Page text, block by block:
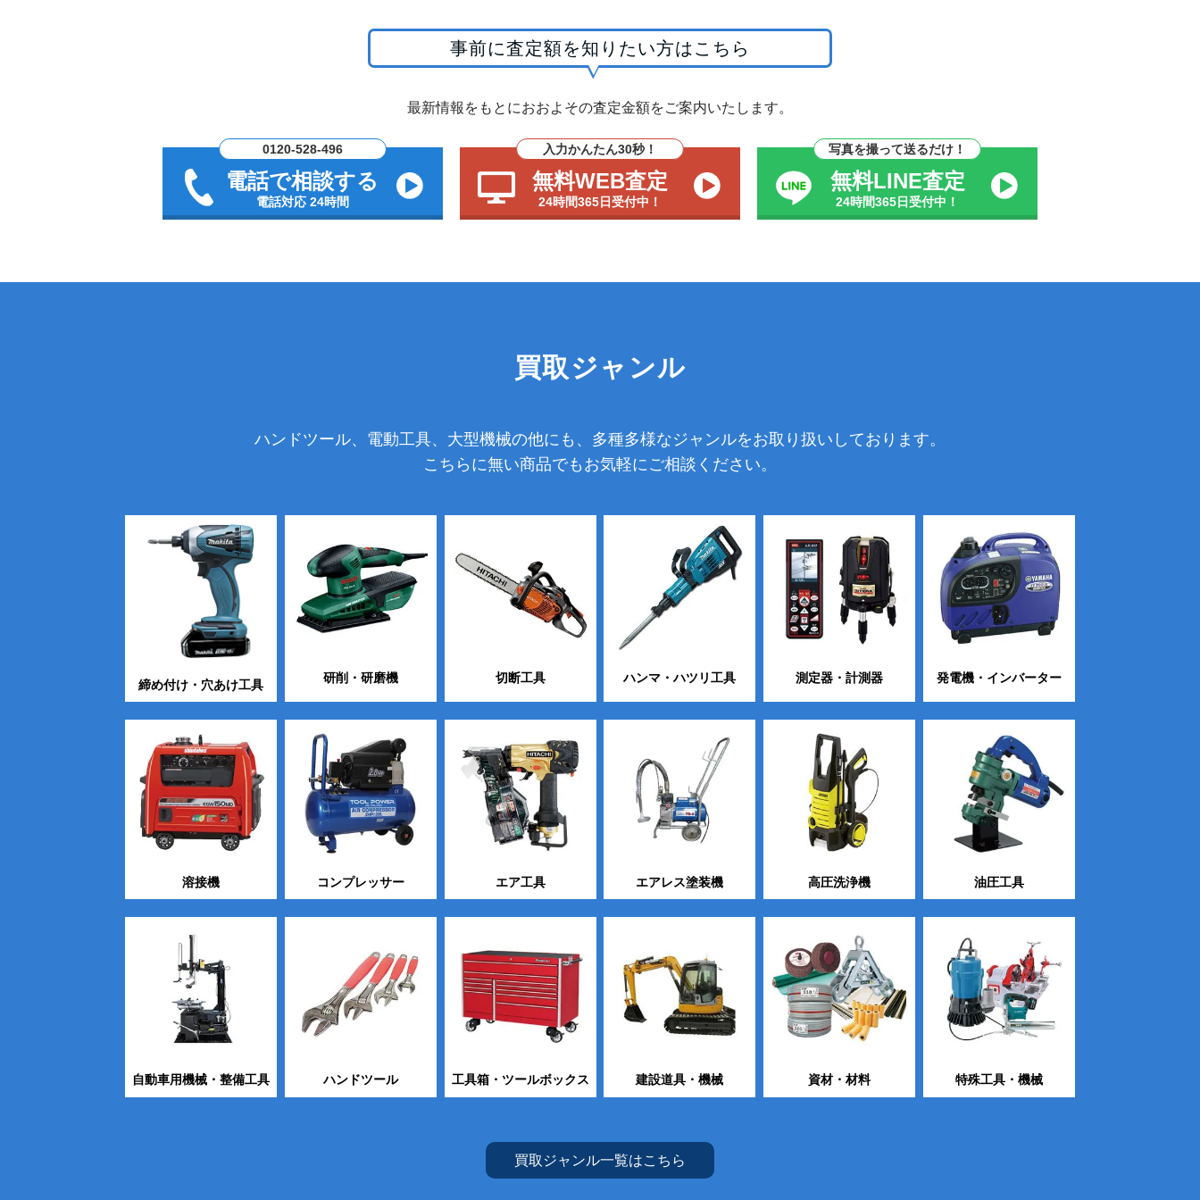
事前に査定額を知りたい方はこちら
最新情報をもとにおおよその査定金額をご案内いたします。
0120-528-496
電話で相談する
電話対応 24時間
入力かんたん30秒！
無料WEB査定
24時間365日受付中！
写真を撮って送るだけ！
無料LINE査定
24時間365日受付中！
買取ジャンル
ハンドツール、電動工具、大型機械の他にも、多種多様なジャンルをお取り扱いしております。
こちらに無い商品でもお気軽にご相談ください。
締め付け・穴あけ工具 研削・研磨機 切断工具 ハンマ・ハツリ工具 測定器・計測器 発電機・インバーター
溶接機 コンプレッサー エア工具 エアレス塗装機 高圧洗浄機 油圧工具
自動車用機械・整備工具 ハンドツール 工具箱・ツールボックス 建設道具・機械 資材・材料 特殊工具・機械
買取ジャンル一覧はこちら